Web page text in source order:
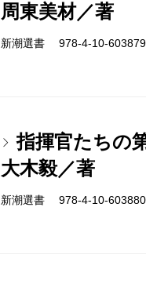
周東美材／著
新潮選書 978-4-10-
指揮官たちの
大木毅／著
新潮選書 978-4-10-